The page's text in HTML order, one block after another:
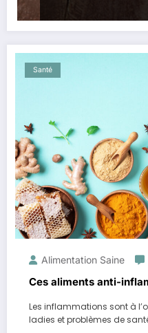
Santé
Alimentation Saine
Ces aliments anti-
Les inflammations sont à
ladies et problèmes de